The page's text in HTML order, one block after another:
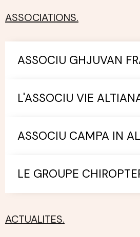
ASSOCIATIONS.
ASSOCIU GHJUVAN
L'ASSOCIU VIE
ASSOCIU CAMPA IN
LE GROUPE
ACTUALITES.